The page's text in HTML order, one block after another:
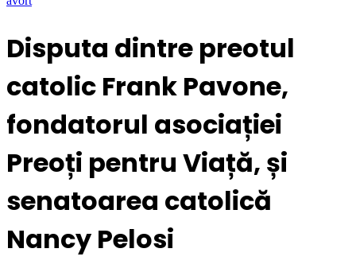
Disputa dintre preotul
catolic Frank Pavone,
fondatorul asociației
Preoți pentru Viață, și
senatoarea catolică
Nancy Pelosi